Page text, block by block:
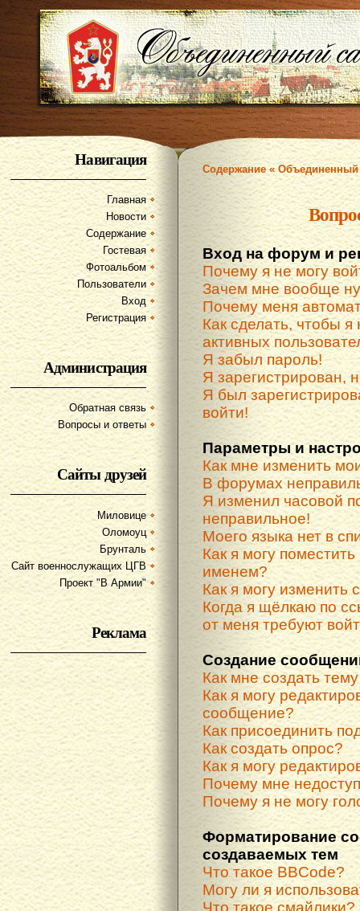
Навигация
Главная
Новости
Содержание
Гостевая
Фотоальбом
Пользователи
Вход
Регистрация
Администрация
Обратная связь
Вопросы и ответы
Сайты друзей
Миловице
Оломоуц
Брунталь
Сайт военнослужащих ЦГВ
Проект "В Армии"
Реклама
Содержание «
Вход на форум и
Почему я не могу
Зачем мне вообще
Почему меня
Как сделать, чтобы я
активных
Я забыл пароль!
Я зарегистрирован,
Я был
войти!
Параметры и
Как мне изменить
В форумах
Я изменил часовой
неправильное!
Моего языка нет в
Как я могу
именем?
Как я могу изменить
Когда я щёлкаю по
от меня требуют
Создание
Как мне создать
Как я могу
сообщение?
Как присоединить
Как создать опрос?
Как я могу
Почему мне
Почему я не могу
Форматирование
создаваемых тем
Что такое BBCode?
Могу ли я
Что такое смайлики?